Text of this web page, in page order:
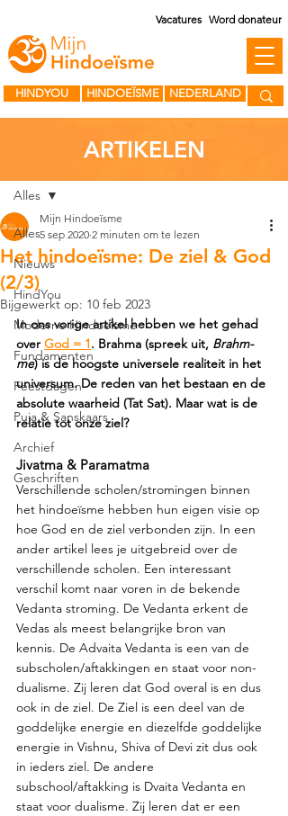
HINDOEÏSME
HINDYOU NEDERLAND
Vacatures Word donateur
Alles
Nieuws
HindYou
Moderne Hindoeïsme
Fundamenten
Feestdagen
Puja & Sanskaars
Archief
Geschriften
Alles
Het hindoeïsme: De ziel & God
(2/3)
Mijn Hindoeïsme
5 sep 2020 2 minuten om te lezen
Bijgewerkt op: 10 feb 2023
In ons vorige artikel hebben we het gehad
over God = 1. Brahma (spreek uit, Brahm-
me) is de hoogste universele realiteit in het
universum. De reden van het bestaan en de
absolute waarheid (Tat Sat). Maar wat is de
relatie tot onze ziel?
Jivatma & Paramatma
Verschillende scholen/stromingen binnen
het hindoeïsme hebben hun eigen visie op
hoe God en de ziel verbonden zijn. In een
ander artikel lees je uitgebreid over de
verschillende scholen. Een interessant
verschil komt naar voren in de bekende
Vedanta stroming. De Vedanta erkent de
Vedas als meest belangrijke bron van
kennis. De Advaita Vedanta is een van de
subscholen/aftakkingen en staat voor non-
dualisme. Zij leren dat God overal is en dus
ook in de ziel. De Ziel is een deel van de
goddelijke energie en diezelfde goddelijke
energie in Vishnu, Shiva of Devi zit dus ook
in ieders ziel. De andere
subschool/aftakking is Dvaita Vedanta en
staat voor dualisme. Zij leren dat er een
ARTIKELEN